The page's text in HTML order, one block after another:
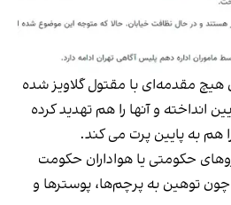
هیچ مقدمه‌ای با مقتول گلاویز شده
انداخته و آنها را هم تهدید کرده
هم به پایین پرت می کند.
حکومتی یا هواداران حکومت
چون توهین به پرچم‌ها، پوسترها و